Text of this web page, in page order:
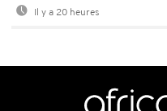
Il y a 20 heures